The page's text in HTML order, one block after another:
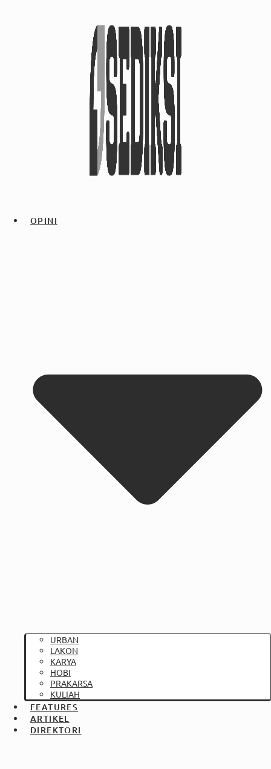
OPINI
URBAN
LAKON
KARYA
HOBI
PRAKARSA
KULIAH
FEATURES
ARTIKEL
DIREKTORI